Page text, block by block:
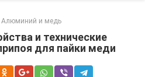
Алюминий и медь
и технические
для пайки меди